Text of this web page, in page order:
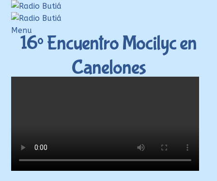
Ir
a
la
navegación
Ir
al
contenido
Menu
Inicio
Ayuda
16º Encuentro Mocilyc en
Canelones